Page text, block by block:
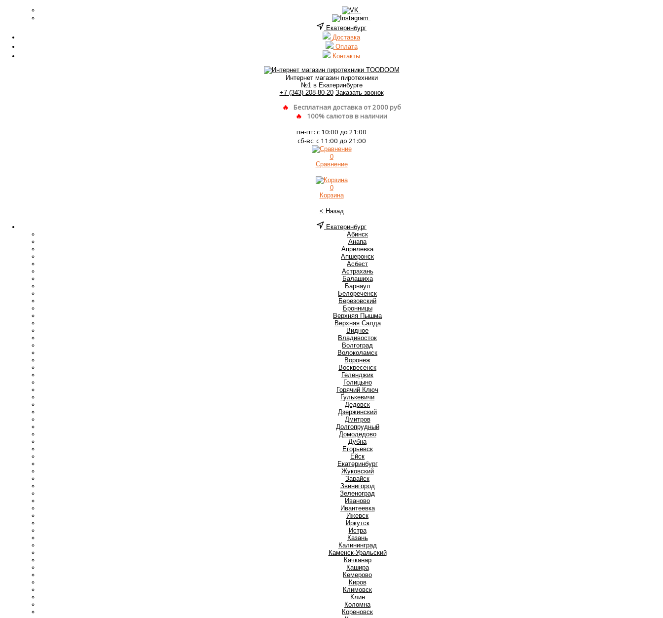
Екатеринбург
Доставка
Оплата
Контакты
Интернет магазин пиротехники
№1 в Екатеринбурге
+7 (343) 208-80-20 Заказать звонок
Бесплатная доставка от 2000 руб
100% салютов в наличии
пн-пт: с 10:00 до 21:00
сб-вс: с 11:00 до 21:00
0
Сравнение
0
Корзина
< Назад
Екатеринбург
Абинск
Анапа
Апрелевка
Апшеронск
Асбест
Астрахань
Балашиха
Барнаул
Белореченск
Березовский
Бронницы
Верхняя Пышма
Верхняя Салда
Видное
Владивосток
Волгоград
Волоколамск
Воронеж
Воскресенск
Геленджик
Голицыно
Горячий Ключ
Гулькевичи
Дедовск
Дзержинский
Дмитров
Долгопрудный
Домодедово
Дубна
Егорьевск
Ейск
Екатеринбург
Жуковский
Зарайск
Звенигород
Зеленоград
Иваново
Ивантеевка
Ижевск
Иркутск
Истра
Казань
Калининград
Каменск-Уральский
Качканар
Кашира
Кемерово
Киров
Климовск
Клин
Коломна
Кореновск